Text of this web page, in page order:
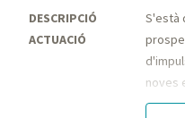
DESCRIPCIÓ
ACTUACIÓ
S'està
noves